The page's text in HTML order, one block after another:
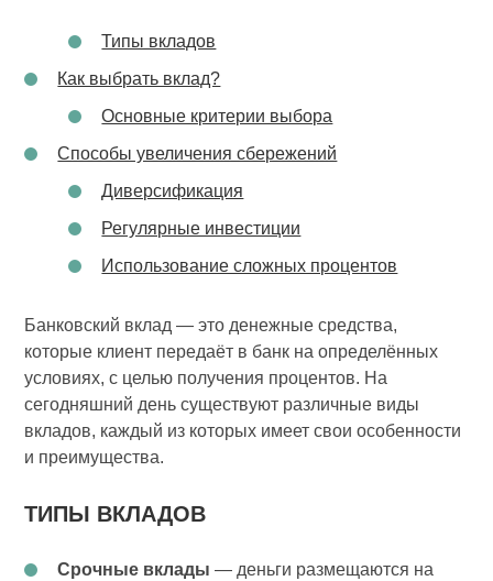
Типы вкладов
Как выбрать вклад?
Основные критерии выбора
Способы увеличения сбережений
Диверсификация
Регулярные инвестиции
Использование сложных процентов
Банковский вклад — это денежные средства,
которые клиент передаёт в банк на определённых
условиях, с целью получения процентов. На
сегодняшний день существуют различные виды
вкладов, каждый из которых имеет свои особенности
и преимущества.
ТИПЫ ВКЛАДОВ
Срочные вклады — деньги размещаются на